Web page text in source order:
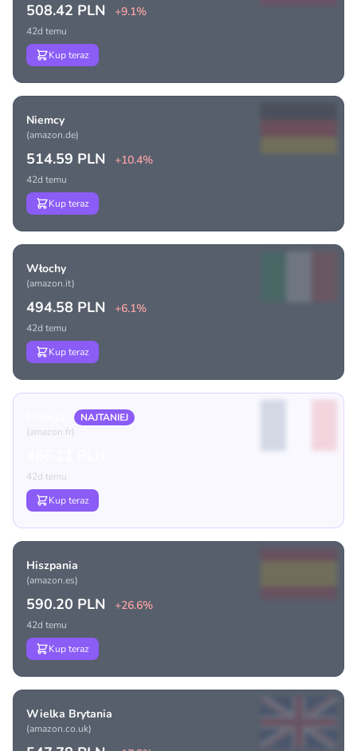
508.42 PLN +9.1%
42d temu
Kup teraz
Niemcy
(amazon.de)
514.59 PLN +10.4%
42d temu
Kup teraz
Włochy
(amazon.it)
494.58 PLN +6.1%
42d temu
Kup teraz
NAJTANIEJ
(amazon.fr)
42d temu
Kup teraz
Hiszpania
(amazon.es)
590.20 PLN +26.6%
42d temu
Kup teraz
Wielka Brytania
(amazon.co.uk)